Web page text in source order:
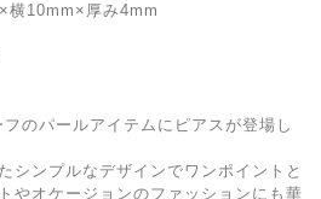
10mm×厚み4mm
のパールアイテムにピアスが登場し
シンプルなデザインでワンポイントと
やオケージョンのファッションにも華